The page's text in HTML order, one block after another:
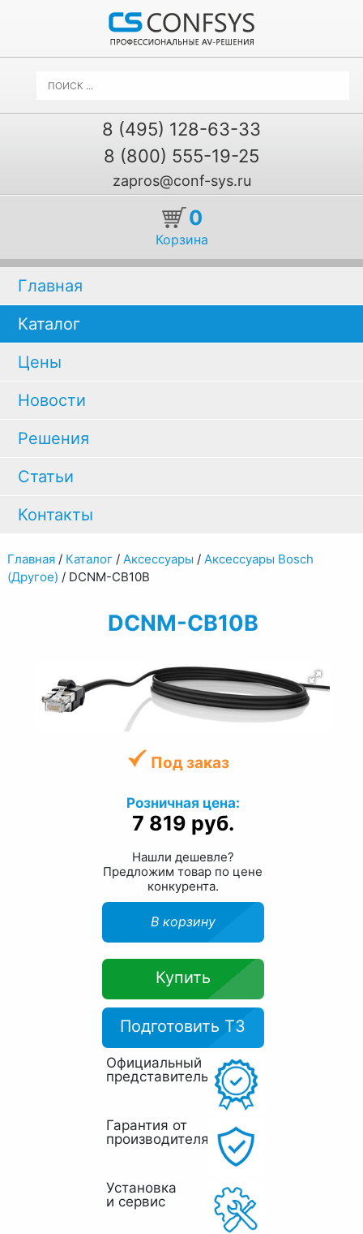
8 (495) 128-63-33
8 (800) 555-19-25
zapros@conf-sys.ru
0
Корзина
Главная
Каталог
Цены
Новости
Решения
Статьи
Контакты
Главная/ Каталог/ Аксессуары / Аксессуары Bosch
(Другое) / DCNM-CB10B
DCNM-CB10B
Под заказ
Розничная цена:
7 819 руб.
Нашли дешевле?
Предложим товар по цене
конкурента.
В корзину
Купить
Подготовить ТЗ
Официальный
представитель
Гарантия от
производителя
Установка
и сервис